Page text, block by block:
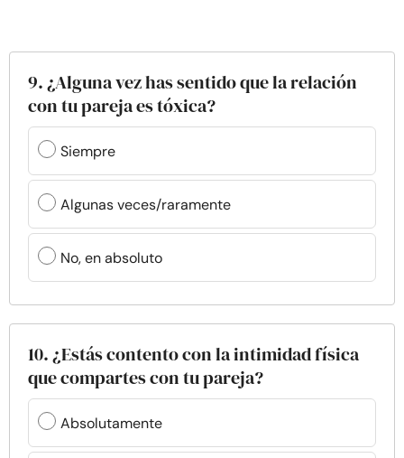
9. ¿Alguna vez has sentido que la relación
con tu pareja es tóxica?
Siempre
Algunas veces/raramente
No, en absoluto
10. ¿Estás contento con la intimidad física
que compartes con tu pareja?
Absolutamente